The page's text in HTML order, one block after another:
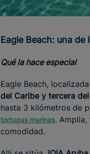
Eagle Beach: una
Qué la hace especial
Eagle Beach,
del Caribe y tercera
hasta 3 kilómetros de
tortugas marinas.
comodidad.